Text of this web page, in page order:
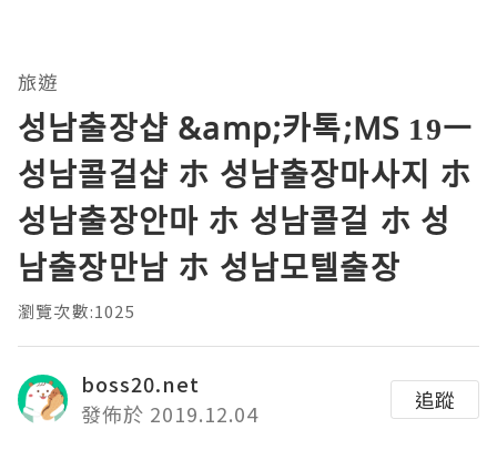
旅遊
성남출장샵 &amp;카톡;MS 19ㅡ
성남콜걸샵 ホ 성남출장마사지 ホ
성남출장안마 ホ 성남콜걸 ホ 성
남출장만남 ホ 성남모텔출장
瀏覽次數:1025
boss20.net
發佈於 2019.12.04
追蹤